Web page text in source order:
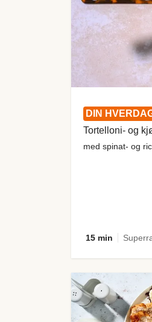
DIN
Tortelloni- og
med spinat- og
15 min